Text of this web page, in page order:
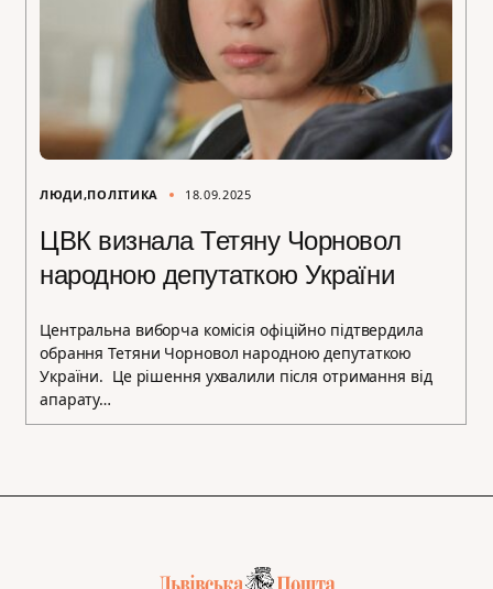
ЛЮДИ ПОЛІТИКА 18.09.2025
ЦВК визнала Тетяну Чорновол
народною депутаткою України
Центральна виборча комісія офіційно підтвердила
обрання Тетяни Чорновол народною депутаткою
України. Це рішення ухвалили після отримання від
апарату…